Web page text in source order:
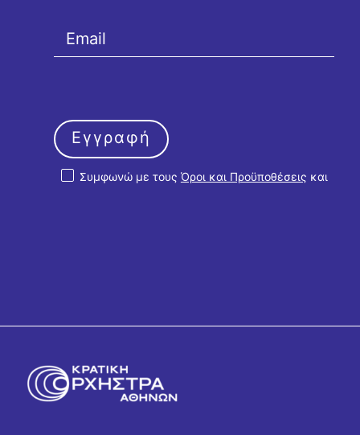
Συμφωνώ με τους Όροι και Προϋποθέσεις και
Εγγραφή